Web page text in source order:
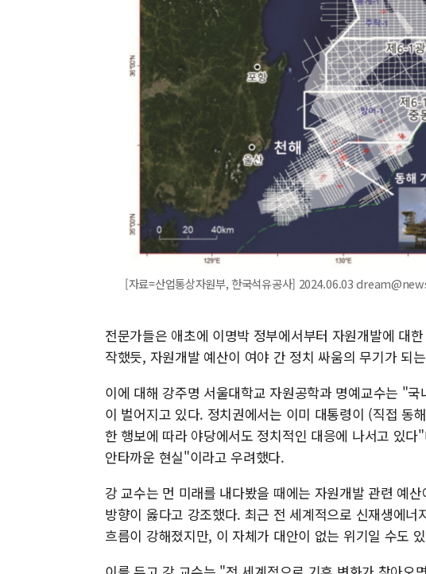
[자료=산업통상자원부, 한국석유공사] 2024.06.03
전문가들은 애초에 이명박 정부에서부터 자원개발에 대
작했듯, 자원개발 예산이 여야 간 정치 싸움의 무기가 되
이에 대해 강주명 서울대학교 자원공학과 명예교수는 "
이 벌어지고 있다. 정치권에서는 이미 대통령이 (직접 동
한 행보에 따라 야당에서도 정치적인 대응에 나서고 있
안타까운 현실"이라고 우려했다.
강 교수는 먼 미래를 내다봤을 때에는 자원개발 관련 예
방향이 옳다고 강조했다. 최근 전 세계적으로 신재생에
흐름이 강해졌지만, 이 자체가 대안이 없는 위기일 수도